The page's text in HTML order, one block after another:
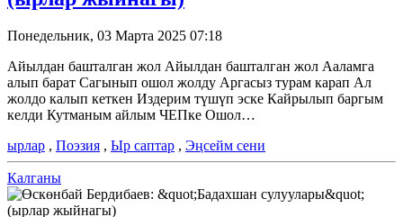
Понедельник, 03 Марта 2025 07:18
Айылдан башталган жол Айылдан башталган жол Ааламга
алып барат Сагынып ошол жолду Аргасыз турам карап Ал
жолдо калып кеткен Издерим түшүп эске Кайрылып баргым
келди Кутманым айлым ЧЕПке Ошол…
ырлар , Поэзия , Ыр саптар , Эңсейм сени
Калганы